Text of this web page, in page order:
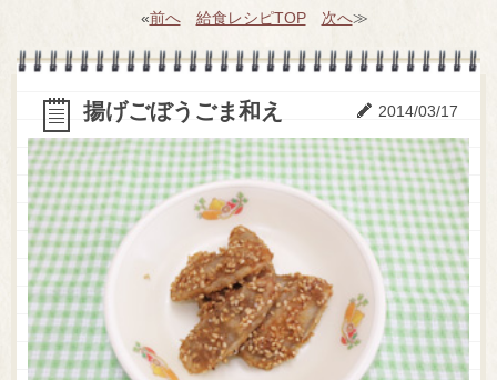
«前へ 給食レシピTOP 次へ≫
揚げごぼうごま和え 2014/03/17